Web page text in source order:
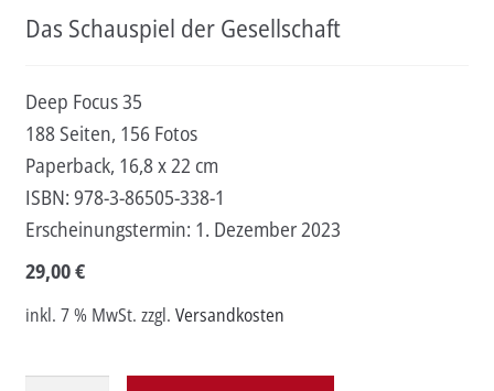
Das Schauspiel der Gesellschaft
Deep Focus 35
188 Seiten, 156 Fotos
Paperback, 16,8 x 22 cm
ISBN: 978-3-86505-338-1
Erscheinungstermin: 1. Dezember 2023
29,00€
inkl. 7 % MwSt. zzgl. Versandkosten